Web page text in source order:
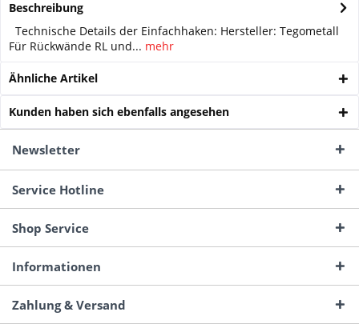
Beschreibung
Technische Details der Einfachhaken: Hersteller: Tegometall
Für Rückwände RL und... mehr
Ähnliche Artikel
Kunden haben sich ebenfalls angesehen
Newsletter
Service Hotline
Shop Service
Informationen
Zahlung & Versand